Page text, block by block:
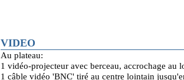
VIDEO
Au plateau:
1 vidéo-projecteur avec berceau, accrochage au
1 câble vidéo 'BNC' tiré au centre lointain